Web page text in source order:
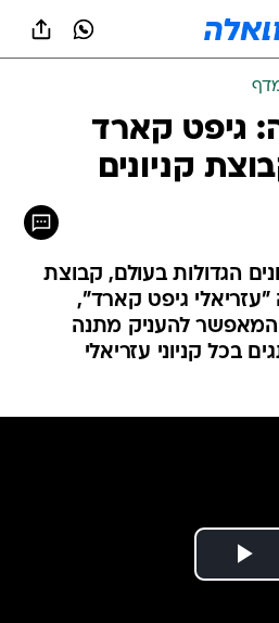
גיפט קארד
קניונים
הגדולות בעולם, קבוצת
"עזריאלי גיפט קארד",
המאפשר להעניק מתנה
בכל קניוני עזריאלי